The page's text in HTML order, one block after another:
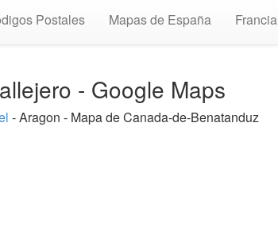
Postales Mapas de España Francia
- Google Maps
- Aragon - Mapa de Canada-de-Benatanduz